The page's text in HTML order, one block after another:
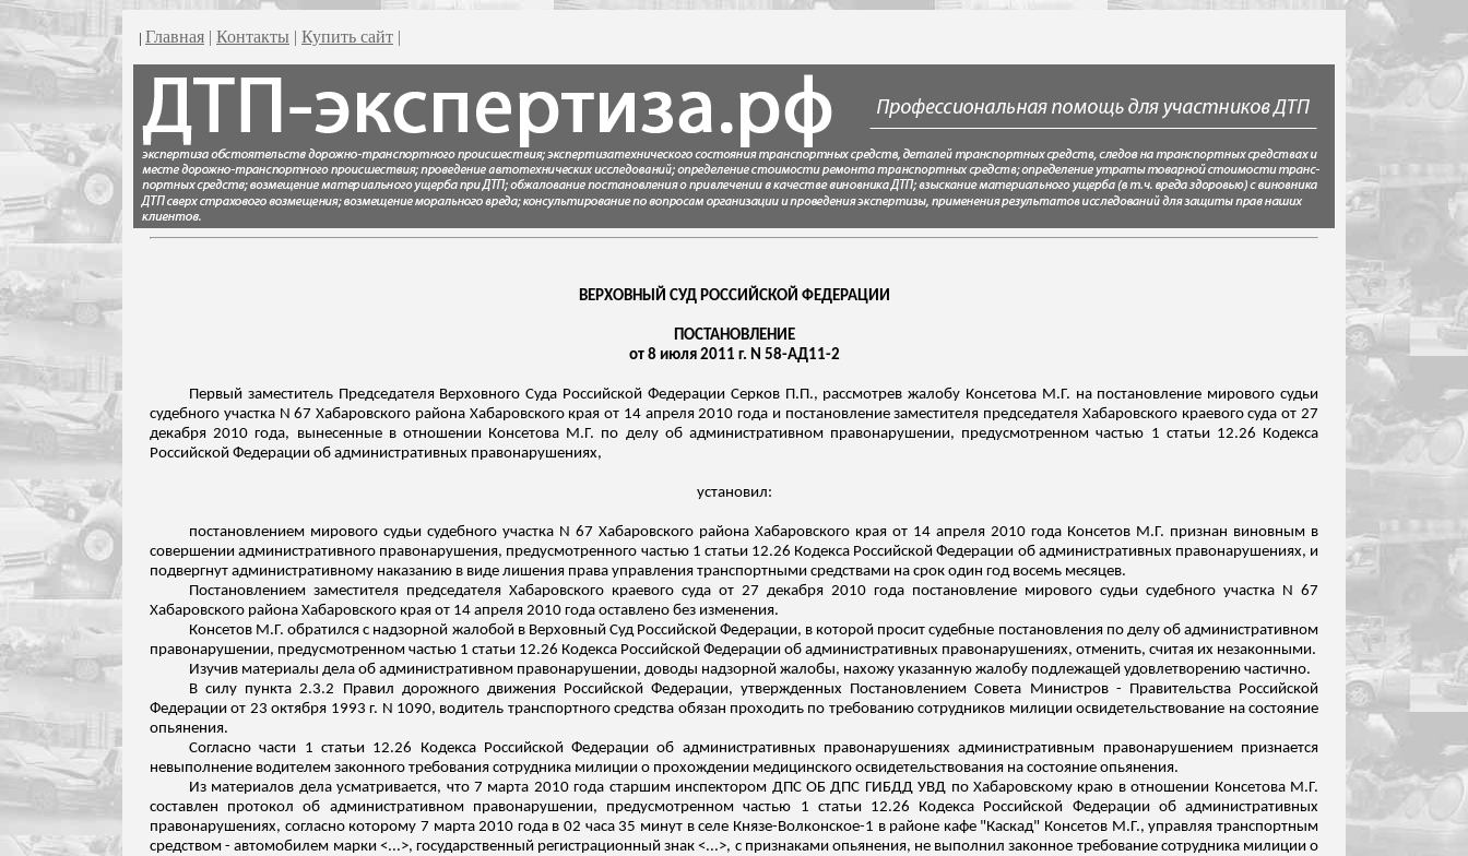
| Главная | Контакты | Купить сайт |
ВЕРХОВНЫЙ СУД РОССИЙСКОЙ ФЕДЕРАЦИИ
ПОСТАНОВЛЕНИЕ
от 8 июля 2011 г. N 58-АД11-2
Первый заместитель Председателя Верховного Суда Российской Федерации Серков П.П., рассмотрев жалобу КонсетоваМ.Г. на постановление мирового судьи
судебного участка N 67 Хабаровского района Хабаровского края от 14 апреля 2010 года и постановление заместителя председателя Хабаровского краевого суда от 27
декабря 2010 года, вынесенные в отношении Консетова М.Г. по делу об административном правонарушении, предусмотренном частью 1 статьи 12.26 Кодекса
Российской Федерации об административных правонарушениях,
установил:
постановлением мирового судьи судебного участка N 67 Хабаровского района Хабаровского края от 14 апреля 2010 года Консетов М.Г. признан виновным в
совершении административного правонарушения, предусмотренного частью 1 статьи 12.26 Кодекса Российской Федерации об административных правонарушениях, и
подвергнут административному наказанию в виде лишения права управления транспортными средствами на срок один год восемь месяцев.
Постановлением заместителя председателя Хабаровского краевого суда от 27 декабря 2010 года постановление мирового судьи судебного участка N 67
Хабаровского района Хабаровского края от 14 апреля 2010 года оставлено без изменения.
Консетов М.Г. обратился с надзорной жалобой в Верховный Суд Российской Федерации, в которой просит судебные постановления по делу об административном
правонарушении, предусмотренном частью 1 статьи 12.26 Кодекса Российской Федерации об административных правонарушениях, отменить, считая их незаконными.
Изучив материалы дела об административном правонарушении, доводы надзорной жалобы, нахожу указанную жалобу подлежащей удовлетворению частично.
В силу пункта 2.3.2 Правил дорожного движения Российской Федерации, утвержденных Постановлением Совета Министров - Правительства Российской
Федерации от 23 октября 1993 г. N 1090, водитель транспортного средства обязан проходить по требованию сотрудников милиции освидетельствование на состояние
опьянения.
Согласно части 1 статьи 12.26 Кодекса Российской Федерации об административных правонарушениях административным правонарушением признается
невыполнение водителем законного требования сотрудника милиции о прохождении медицинского освидетельствования на состояние опьянения.
Из материалов дела усматривается, что 7 марта 2010 года старшим инспектором ДПС ОБ ДПС ГИБДД УВД по Хабаровскому краю в отношении КонсетоваМ.Г.
составлен протокол об административном правонарушении, предусмотренном частью 1 статьи 12.26 Кодекса Российской Федерации об административных
правонарушениях, согласно которому 7 марта 2010 года в 02 часа 35 минут в селе Князе-Волконское-1 в районе кафе "Каскад" Консетов М.Г., управляя транспортным
средством - автомобилем марки <...>, государственный регистрационный знак <...>, с признаками опьянения, не выполнил законное требование сотрудника милиции о